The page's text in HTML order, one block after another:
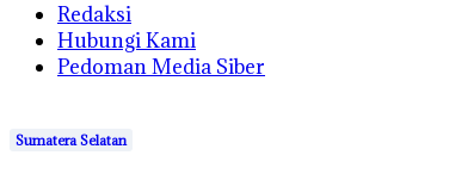
Redaksi
Hubungi Kami
Pedoman Media Siber
Sumatera Selatan